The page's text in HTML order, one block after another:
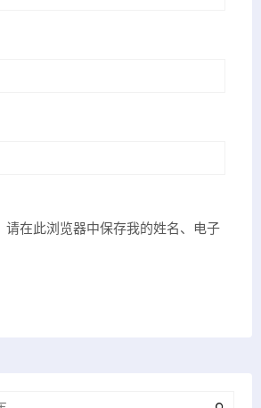
请在此浏览器中保存我的姓名、电子